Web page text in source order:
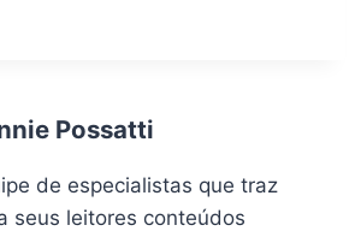
Possatti
de especialistas que traz
seus leitores conteúdos